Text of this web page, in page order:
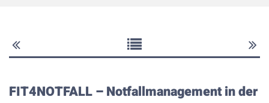
FIT4NOTFALL – Notfallmanagement in der